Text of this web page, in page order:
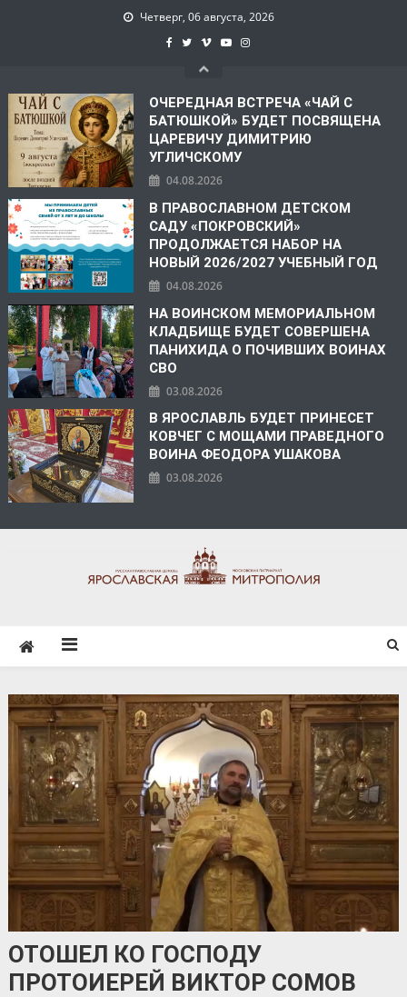
Четверг, 06 августа, 2026
ОЧЕРЕДНАЯ ВСТРЕЧА «ЧАЙ С
БАТЮШКОЙ» БУДЕТ ПОСВЯЩЕНА
ЦАРЕВИЧУ ДИМИТРИЮ
УГЛИЧСКОМУ
04.08.2026
В ПРАВОСЛАВНОМ ДЕТСКОМ
САДУ «ПОКРОВСКИЙ»
ПРОДОЛЖАЕТСЯ НАБОР НА
НОВЫЙ 2026/2027 УЧЕБНЫЙ ГОД
04.08.2026
НА ВОИНСКОМ МЕМОРИАЛЬНОМ
КЛАДБИЩЕ БУДЕТ СОВЕРШЕНА
ПАНИХИДА О ПОЧИВШИХ ВОИНАХ
СВО
03.08.2026
В ЯРОСЛАВЛЬ БУДЕТ ПРИНЕСЕТ
КОВЧЕГ С МОЩАМИ ПРАВЕДНОГО
ВОИНА ФЕОДОРА УШАКОВА
03.08.2026
ОТОШЕЛ КО ГОСПОДУ
ПРОТОИЕРЕЙ ВИКТОР СОМОВ